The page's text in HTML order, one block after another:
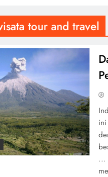
tour and travel
...